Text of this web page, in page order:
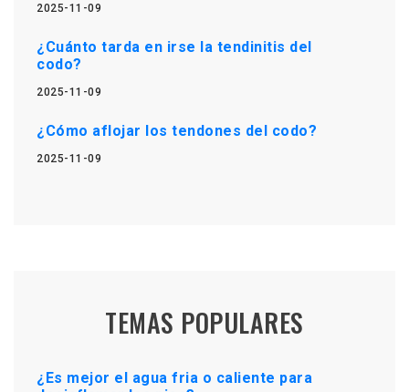
2025-11-09
¿Cuánto tarda en irse la tendinitis del
codo?
2025-11-09
¿Cómo aflojar los tendones del codo?
2025-11-09
TEMAS POPULARES
¿Es mejor el agua fria o caliente para